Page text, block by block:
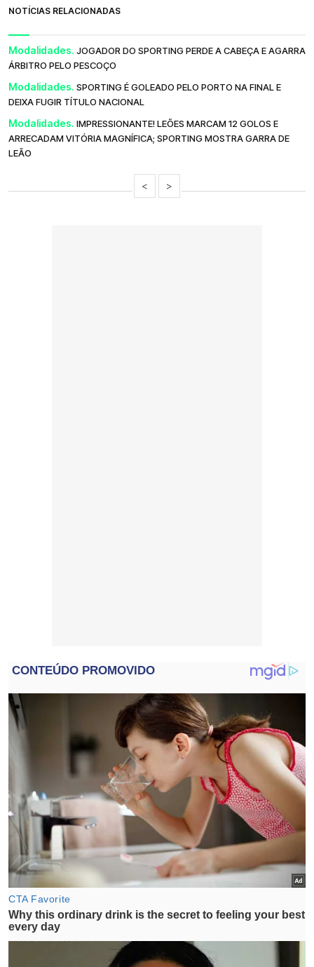
NOTÍCIAS RELACIONADAS
Modalidades. JOGADOR DO SPORTING PERDE A CABEÇA E AGARRA
ÁRBITRO PELO PESCOÇO
Modalidades. SPORTING É GOLEADO PELO PORTO NA FINAL E
DEIXA FUGIR TÍTULO NACIONAL
Modalidades. IMPRESSIONANTE! LEÕES MARCAM 12 GOLOS E
ARRECADAM VITÓRIA MAGNÍFICA; SPORTING MOSTRA GARRA DE
LEÃO
< >